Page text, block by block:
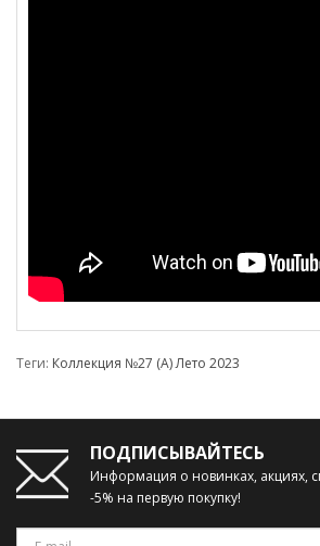
Теги: Коллекция №27 (А) Лето 2023
ПОДПИСЫВАЙТЕСЬ
Информация о новинках, акциях,
-5% на первую покупку!